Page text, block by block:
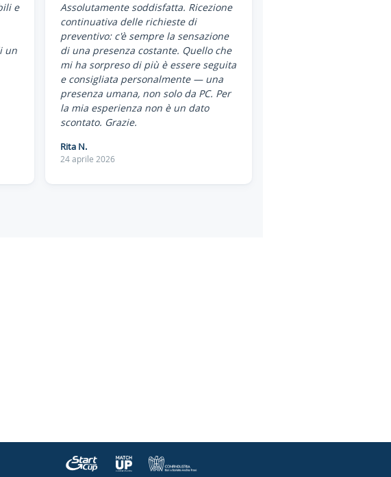
e
un
Assolutamente soddisfatta. Ricezione
continuativa delle richieste di
preventivo: c'è sempre la sensazione
di una presenza costante. Quello che
mi ha sorpreso di più è essere seguita
e consigliata personalmente — una
presenza umana, non solo da PC. Per
la mia esperienza non è un dato
scontato. Grazie.
Rita N.
24 aprile 2026